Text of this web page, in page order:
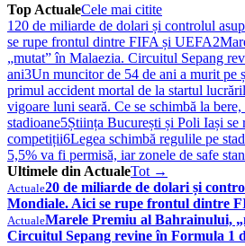
Top ActualeCele mai citite
1 20 de miliarde de dolari și controlul
se rupe frontul dintre FIFA și UEFA2
„mutat” în Malaezia. Circuitul Sepang
ani3Un muncitor de 54 de ani a murit pe
primul accident mortal de la startul
vigoare luni seară. Ce se schimbă la
stadioane5Știința București și Poli Iași se
competiții6Legea schimbă regulile pe
5,5% va fi permisă, iar zonele de safe
Ultimele din ActualeTot →
Actuale20 de miliarde de dolari și
Mondiale. Aici se rupe frontul dintre
ActualeMarele Premiu al Bahrainului,
Circuitul Sepang revine în Formula 1